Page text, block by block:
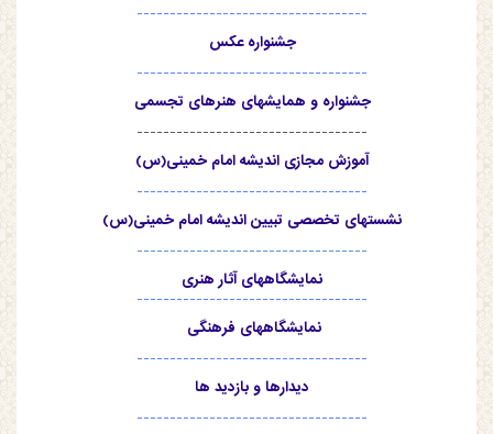
-----------------------------------
جشنواره عکس
-----------------------------------
جشنواره و همایشهای هنرهای تجسمی
-----------------------------------
آموزش مجازی اندیشه امام خمینی(س)
-----------------------------------
نشستهای تخصصی تبیین اندیشه امام خمینی(س)
-----------------------------------
نمایشگاههای آثار هنری
-----------------------------------
نمایشگاههای فرهنگی
-----------------------------------
دیدارها و بازدید ها
-----------------------------------